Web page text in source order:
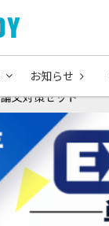
お知らせ
論文対策セット